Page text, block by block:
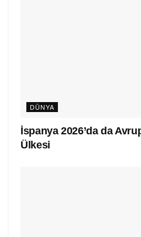
DÜNYA
İspanya 2026’da da
Ülkesi